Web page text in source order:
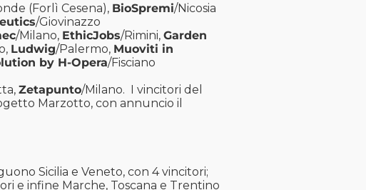
(Forlì Cesena), BioSpremi/Nicosia
/Giovinazzo
/Milano, EthicJobs/Rimini, Garden
Ludwig/Palermo, Muoviti in
by H-Opera/Fisciano
Zetapunto/Milano. I vincitori del
Marzotto, con annuncio il
Sicilia e Veneto, con 4 vincitori;
e infine Marche, Toscana e Trentino